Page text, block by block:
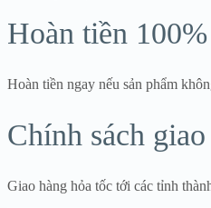
Hoàn tiền 100%
Hoàn tiền ngay nếu sản phẩm
Chính sách
Giao hàng hỏa tốc tới các tỉnh